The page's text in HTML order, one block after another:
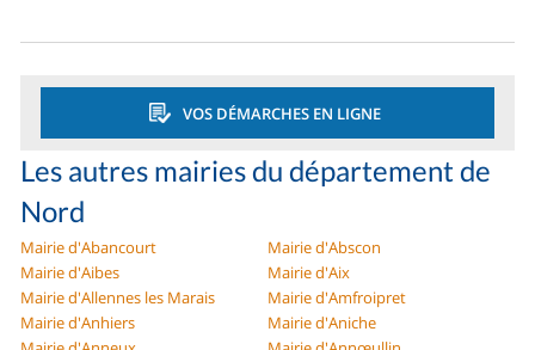
VOS DÉMARCHES EN LIGNE
Les autres mairies du département de
Nord
Mairie d'Abancourt
Mairie d'Abscon
Mairie d'Aibes
Mairie d'Aix
Mairie d'Allennes les Marais
Mairie d'Amfroipret
Mairie d'Anhiers
Mairie d'Aniche